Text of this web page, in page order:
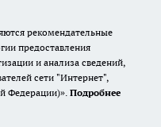
рекомендательные
предоставления
и анализа сведений,
сети "Интернет",
Федерации)». Подробнее